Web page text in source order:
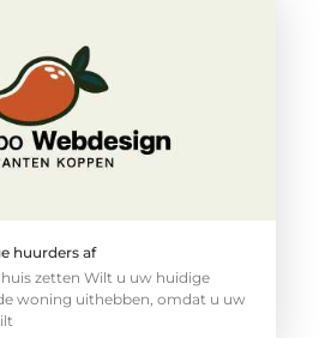
huurders af
zetten Wilt u uw huidige
woning uithebben, omdat u uw